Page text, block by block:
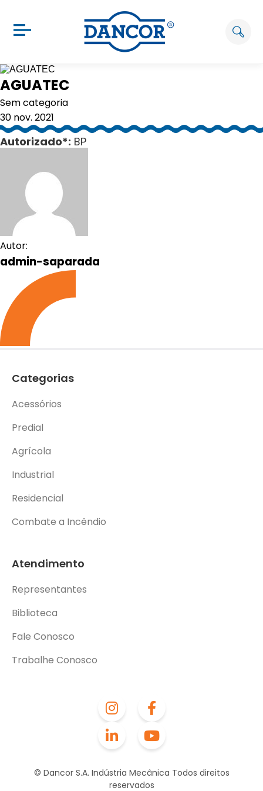
AGUATEC
Sem categoria
30 nov. 2021
Autorizado*: BP
Autor:
admin-saparada
© Dancor S.A. Indústria Mecânica Todos direitos
reservados
Categorias
Acessórios
Predial
Agrícola
Industrial
Residencial
Combate a Incêndio
Atendimento
Representantes
Biblioteca
Fale Conosco
Trabalhe Conosco